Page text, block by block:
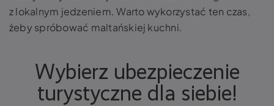
z lokalnym jedzeniem. Warto wykorzystać ten czas,
żeby spróbować maltańskiej kuchni.
Wybierz ubezpieczenie
turystyczne dla siebie!